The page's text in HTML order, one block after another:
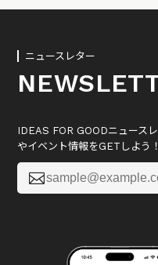
ニュースレター
IDEAS FOR GOODニュース
やイベント情報をGETしよう！
